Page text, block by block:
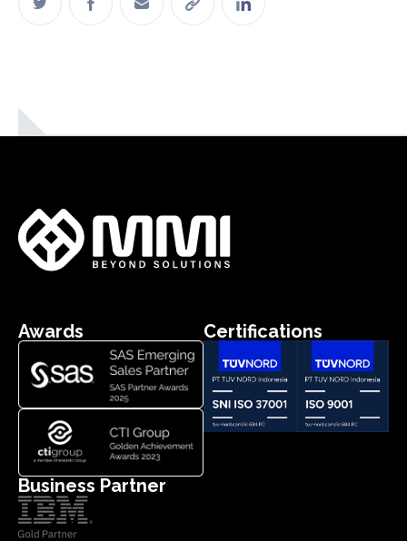
Awards Certifications
Business Partner